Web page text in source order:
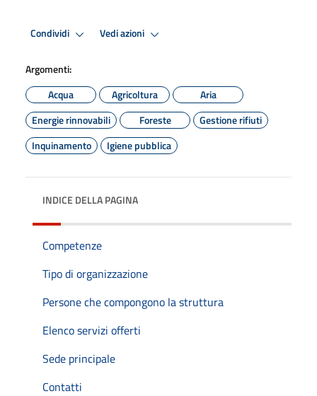
Condividi Vedi azioni
Argomenti:
Acqua
Agricoltura
Aria
Energie rinnovabili
Foreste
Gestione rifiuti
Inquinamento
Igiene pubblica
INDICE DELLA PAGINA
Competenze
Tipo di organizzazione
Persone che compongono la struttura
Elenco servizi offerti
Sede principale
Contatti